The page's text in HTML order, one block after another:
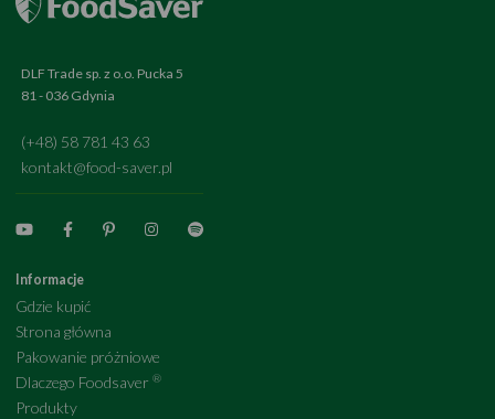
DLF Trade sp. z o.o. Pucka 5
81 - 036 Gdynia
(+48) 58 781 43 63
kontakt@food-saver.pl
Informacje
Gdzie kupić
Strona główna
Pakowanie próżniowe
Dlaczego Foodsaver ®
Produkty